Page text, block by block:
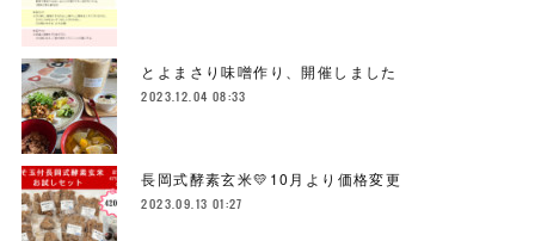
とよまさり味噌作り、開催しました
2023.12.04 08:33
長岡式酵素玄米💛10月より価格変更
2023.09.13 01:27